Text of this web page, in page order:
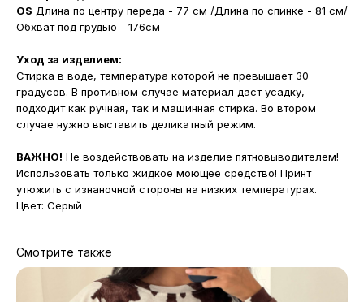
OS Длина по центру переда - 77 см /Длина по спинке - 81 см/
Обхват под грудью - 176см
Уход за изделием:
Стирка в воде, температура которой не превышает 30
градусов. В противном случае материал даст усадку,
подходит как ручная, так и машинная стирка. Во втором
случае нужно выставить деликатный режим.
ВАЖНО! Не воздействовать на изделие пятновыводителем!
Использовать только жидкое моющее средство! Принт
утюжить с изнаночной стороны на низких температурах.
Цвет: Серый
Смотрите также